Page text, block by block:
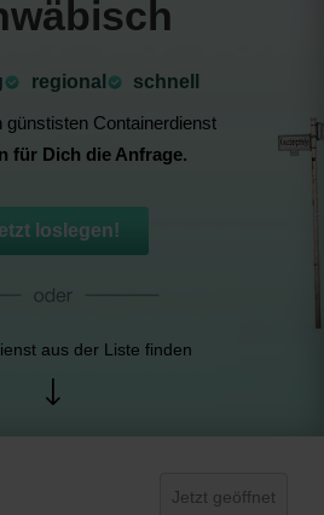
⁠regional
schnell
günstisten Containerdienst
für Dich die Anfrage.
loslegen!
aus der Liste finden
Jetzt geöffnet